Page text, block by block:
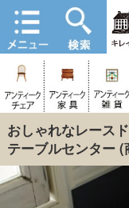
おしゃれなレース
テーブルセンター(